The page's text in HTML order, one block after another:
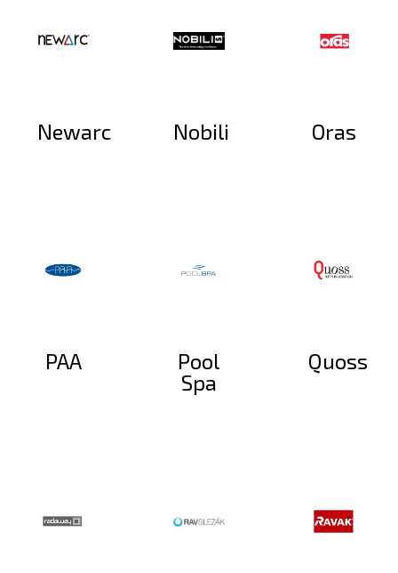
Newarc Nobili Oras
PAA
Pool
Spa
Quoss